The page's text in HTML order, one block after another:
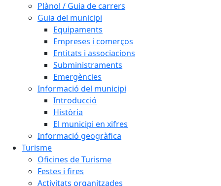
Plànol / Guia de carrers
Guia del municipi
Equipaments
Empreses i comerços
Entitats i associacions
Subministraments
Emergències
Informació del municipi
Introducció
Història
El municipi en xifres
Informació geogràfica
Turisme
Oficines de Turisme
Festes i fires
Activitats organitzades